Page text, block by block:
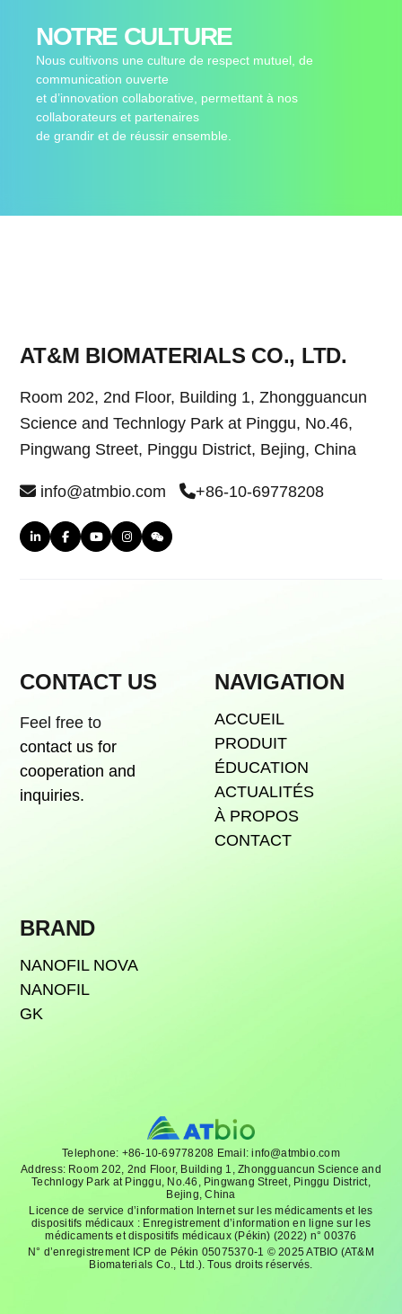
NOTRE CULTURE
Nous cultivons une culture de respect mutuel, de
communication ouverte
et d’innovation collaborative, permettant à nos
collaborateurs et partenaires
de grandir et de réussir ensemble.
AT&M BIOMATERIALS CO., LTD.
Room 202, 2nd Floor, Building 1, Zhongguancun
Science and Technlogy Park at Pinggu, No.46,
Pingwang Street, Pinggu District, Bejing, China
info@atmbio.com +86-10-69778208
CONTACT US
Feel free to
contact us for
cooperation and
inquiries.
NAVIGATION
ACCUEIL
PRODUIT
ÉDUCATION
ACTUALITÉS
À PROPOS
CONTACT
BRAND
NANOFIL NOVA
NANOFIL
GK
Telephone: +86-10-69778208 Email: info@atmbio.com
Address: Room 202, 2nd Floor, Building 1, Zhongguancun Science and
Technlogy Park at Pinggu, No.46, Pingwang Street, Pinggu District,
Bejing, China
Licence de service d’information Internet sur les médicaments et les
dispositifs médicaux : Enregistrement d’information en ligne sur les
médicaments et dispositifs médicaux (Pékin) (2022) n° 00376
N° d’enregistrement ICP de Pékin 05075370-1 © 2025 ATBIO (AT&M
Biomaterials Co., Ltd.). Tous droits réservés.